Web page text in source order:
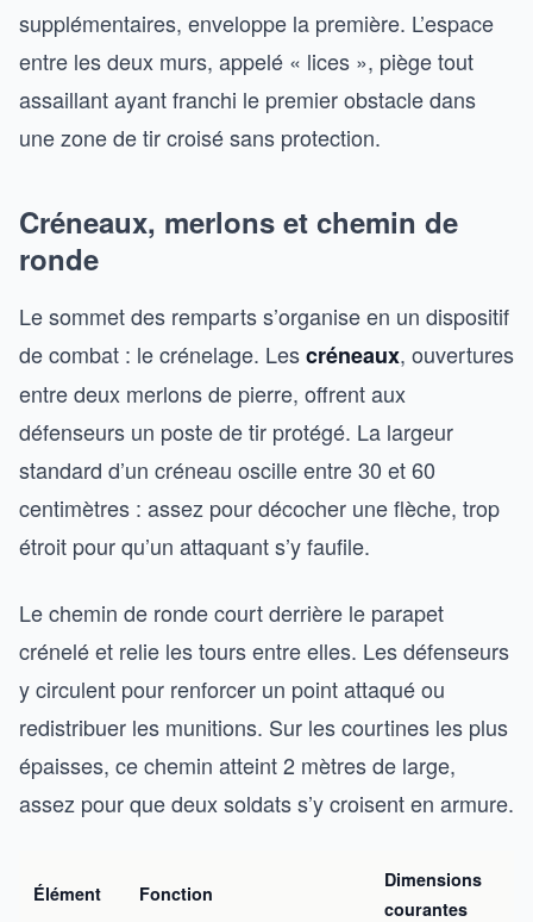
supplémentaires, enveloppe la première. L’espace
entre les deux murs, appelé « lices », piège tout
assaillant ayant franchi le premier obstacle dans
une zone de tir croisé sans protection.
Créneaux, merlons et chemin de
ronde
Le sommet des remparts s’organise en un dispositif
de combat : le crénelage. Lescréneaux, ouvertures
entre deux merlons de pierre, offrent aux
défenseurs un poste de tir protégé. La largeur
standard d’un créneau oscille entre 30 et 60
centimètres : assez pour décocher une flèche, trop
étroit pour qu’un attaquant s’y faufile.
Le chemin de ronde court derrière le parapet
crénelé et relie les tours entre elles. Les défenseurs
y circulent pour renforcer un point attaqué ou
redistribuer les munitions. Sur les courtines les plus
épaisses, ce chemin atteint 2 mètres de large,
assez pour que deux soldats s’y croisent en armure.
Élément Fonction
Dimensions
courantes